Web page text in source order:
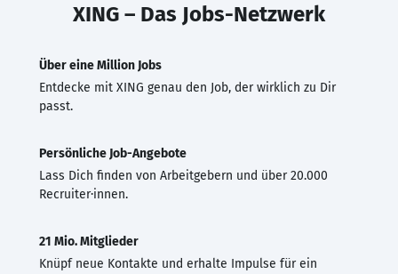
XING – Das Jobs-Netzwerk
Über eine Million Jobs
Entdecke mit XING genau den Job, der wirklich zu Dir
passt.
Persönliche Job-Angebote
Lass Dich finden von Arbeitgebern und über 20.000
Recruiter·innen.
21 Mio. Mitglieder
Knüpf neue Kontakte und erhalte Impulse für ein